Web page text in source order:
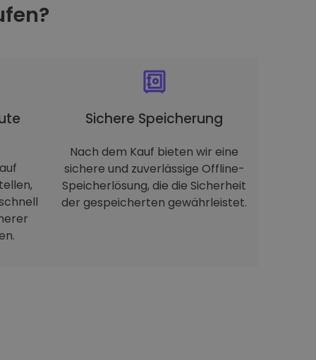
Sichere Speicherung
Nach dem Kauf bieten wir eine
sichere und zuverlässige Offline-
Speicherlösung, die die Sicherheit
der gespeicherten gewährleistet.